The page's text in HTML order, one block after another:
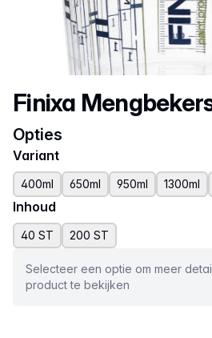
Productnaam
Finixa
Opties
Variant
400ml 650ml 950ml 1300ml
Inhoud
40 ST 200 ST
Selecteer een optie om meer
product te bekijken